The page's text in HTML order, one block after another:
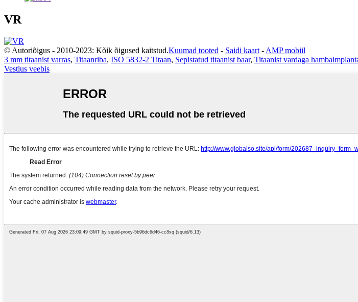
VR
© Autoriõigus - 2010-2023: Kõik õigused kaitstud.Kuumad tooted - Saidi kaart - AMP mobiil
3 mm titaanist varras, Titaanriba, ISO 5832-2 Titaan, Sepistatud titaanist baar, Titaanist vardaga
Vestlus veebis